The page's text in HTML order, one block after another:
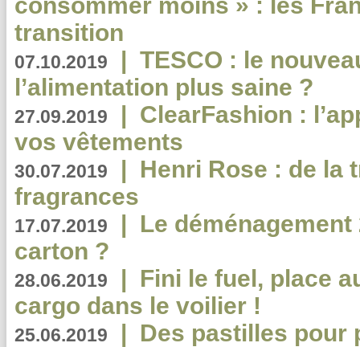
transition
07.10.2019 | TESCO : le
l’alimentation plus saine ?
27.09.2019 | ClearFashion :
vos vêtements
30.07.2019 | Henri Rose : de la
fragrances
17.07.2019 | Le
carton ?
28.06.2019 | Fini le fuel, place
cargo dans le voilier !
25.06.2019 | Des pastilles pour